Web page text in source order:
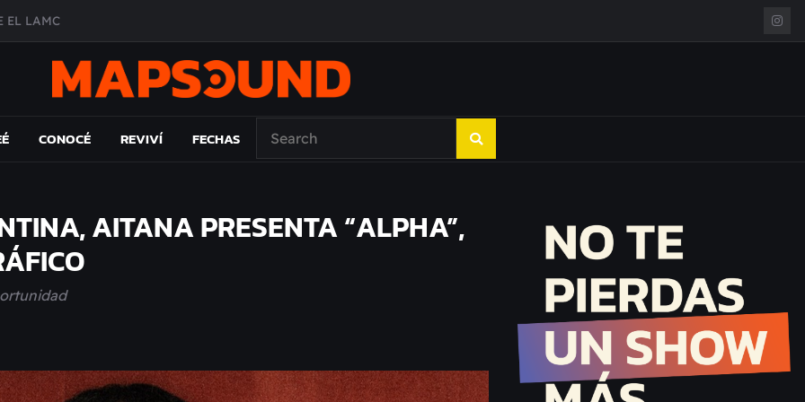
EL LAMC
DE ÉPOCA EN FORMA DE DISCO
CONOCÉ REVIVÍ FECHAS
AITANA PRESENTA “ALPHA”,